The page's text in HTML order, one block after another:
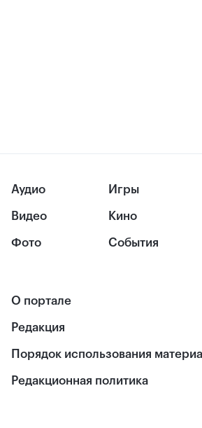
Аудио
Видео
Фото
Игры
Кино
События
О портале
Редакция
Порядок использования
Редакционная политика